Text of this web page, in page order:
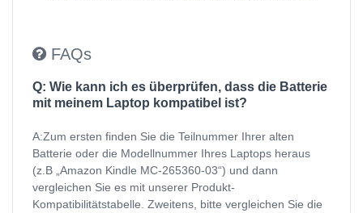
FAQs
Q: Wie kann ich es überprüfen, dass die Batterie
mit meinem Laptop kompatibel ist?
A:Zum ersten finden Sie die Teilnummer Ihrer alten
Batterie oder die Modellnummer Ihres Laptops heraus
(z.B „Amazon Kindle MC-265360-03“) und dann
vergleichen Sie es mit unserer Produkt-
Kompatibilitätstabelle. Zweitens, bitte vergleichen Sie die